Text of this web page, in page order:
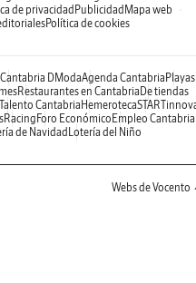
de privacidad Publicidad Mapa web
Política de cookies
Cantabria DModaAgenda Cantabria Playas
Restaurantes en Cantabria De tiendas
Talento Cantabria Hemeroteca
Racing Foro Económico Empleo Cantabria
de Navidad Lotería del Niño
Webs de Vocento